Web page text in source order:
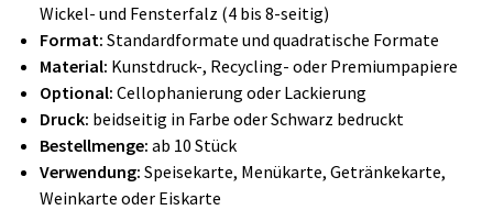
Wickel- und Fensterfalz (4 bis 8-seitig)
Format: Standardformate und quadratische Formate
Material: Kunstdruck-, Recycling- oder Premiumpapiere
Optional: Cellophanierung oder Lackierung
Druck: beidseitig in Farbe oder Schwarz bedruckt
Bestellmenge: ab 10 Stück
Verwendung: Speisekarte, Menükarte, Getränkekarte,
Weinkarte oder Eiskarte